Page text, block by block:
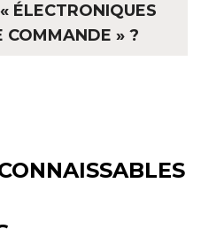
ÉLECTRONIQUES
COMMANDE » ?